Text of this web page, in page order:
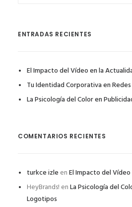
ENTRADAS RECIENTES
El Impacto del Vídeo en la
Tu Identidad Corporativa en
La Psicología del Color en
COMENTARIOS RECIENTES
turkce izle enEl Impacto del
HeyBrands! enLa Psicología del
Logotipos